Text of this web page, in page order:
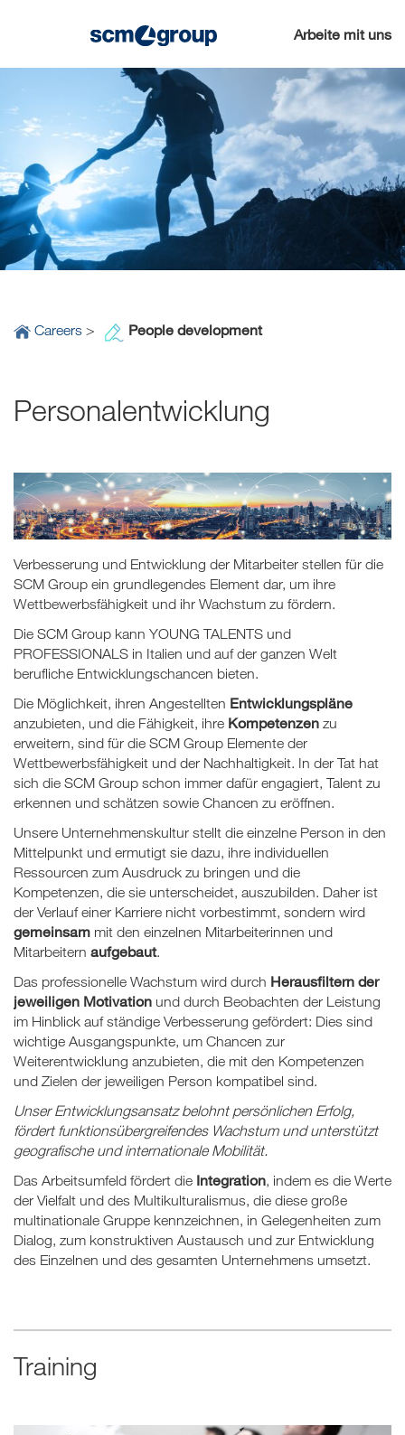
Arbeite mit uns
Careers > People development
Personalentwicklung
Verbesserung und Entwicklung der Mitarbeiter stellen für die
SCM Group ein grundlegendes Element dar, um ihre
Wettbewerbsfähigkeit und ihr Wachstum zu fördern.
Die SCM Group kann YOUNG TALENTS und
PROFESSIONALS in Italien und auf der ganzen Welt
berufliche Entwicklungschancen bieten.
Die Möglichkeit, ihren Angestellten Entwicklungspläne
anzubieten, und die Fähigkeit, ihre Kompetenzen zu
erweitern, sind für die SCM Group Elemente der
Wettbewerbsfähigkeit und der Nachhaltigkeit. In der Tat hat
sich die SCM Group schon immer dafür engagiert, Talent zu
erkennen und schätzen sowie Chancen zu eröffnen.
Unsere Unternehmenskultur stellt die einzelne Person in den
Mittelpunkt und ermutigt sie dazu, ihre individuellen
Ressourcen zum Ausdruck zu bringen und die
Kompetenzen, die sie unterscheidet, auszubilden. Daher ist
der Verlauf einer Karriere nicht vorbestimmt, sondern wird
gemeinsam mit den einzelnen Mitarbeiterinnen und
Mitarbeitern aufgebaut.
Das professionelle Wachstum wird durch Herausfiltern der
jeweiligen Motivation und durch Beobachten der Leistung
im Hinblick auf ständige Verbesserung gefördert: Dies sind
wichtige Ausgangspunkte, um Chancen zur
Weiterentwicklung anzubieten, die mit den Kompetenzen
und Zielen der jeweiligen Person kompatibel sind.
Unser Entwicklungsansatz belohnt persönlichen Erfolg,
fördert funktionsübergreifendes Wachstum und unterstützt
geografische und internationale Mobilität.
Das Arbeitsumfeld fördert die Integration, indem es die Werte
der Vielfalt und des Multikulturalismus, die diese große
multinationale Gruppe kennzeichnen, in Gelegenheiten zum
Dialog, zum konstruktiven Austausch und zur Entwicklung
des Einzelnen und des gesamten Unternehmens umsetzt.
Training